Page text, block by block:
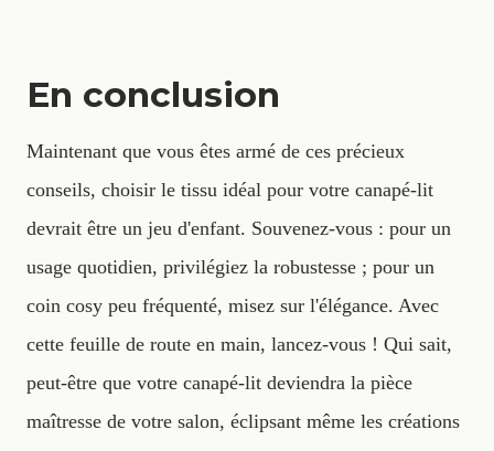
En conclusion
Maintenant que vous êtes armé de ces précieux
conseils, choisir le tissu idéal pour votre canapé-lit
devrait être un jeu d'enfant. Souvenez-vous : pour un
usage quotidien, privilégiez la robustesse ; pour un
coin cosy peu fréquenté, misez sur l'élégance. Avec
cette feuille de route en main, lancez-vous ! Qui sait,
peut-être que votre canapé-lit deviendra la pièce
maîtresse de votre salon, éclipsant même les créations